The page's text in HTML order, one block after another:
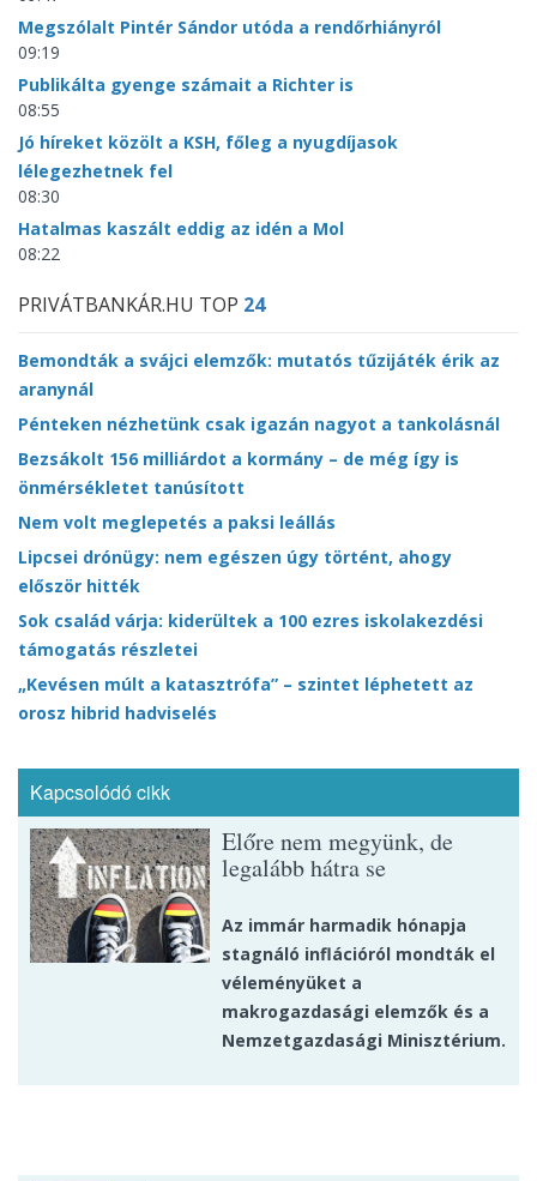
Megszólalt Pintér Sándor utóda a rendőrhiányról
09:19
Publikálta gyenge számait a Richter is
08:55
Jó híreket közölt a KSH, főleg a nyugdíjasok
lélegezhetnek fel
08:30
Hatalmas kaszált eddig az idén a Mol
08:22
PRIVÁTBANKÁR.HU TOP 24
Bemondták a svájci elemzők: mutatós tűzijáték érik az
aranynál
Pénteken nézhetünk csak igazán nagyot a tankolásnál
Bezsákolt 156 milliárdot a kormány – de még így is
önmérsékletet tanúsított
Nem volt meglepetés a paksi leállás
Lipcsei drónügy: nem egészen úgy történt, ahogy
először hitték
Sok család várja: kiderültek a 100 ezres iskolakezdési
támogatás részletei
„Kevésen múlt a katasztrófa” – szintet léphetett az
orosz hibrid hadviselés
Kapcsolódó cikk
Előre nem megyünk, de
legalább hátra se
Az immár harmadik hónapja
stagnáló inflációról mondták el
véleményüket a
makrogazdasági elemzők és a
Nemzetgazdasági Minisztérium.